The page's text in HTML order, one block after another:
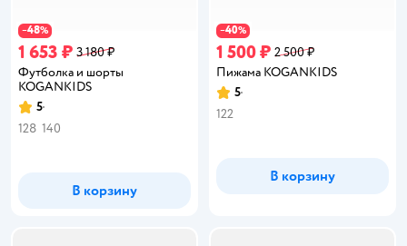
−48%
1 653 ₽ 3 180 ₽
Футболка и шорты
KOGANKIDS
Рейтинг:
5
128 140
В корзину
−40%
1 500 ₽ 2 500 ₽
Пижама KOGANKIDS
Рейтинг:
5
122
В корзину